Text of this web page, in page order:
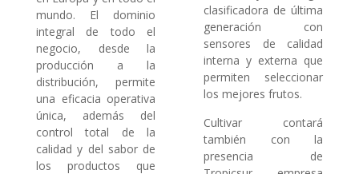
mundo. El dominio
integral de todo el
negocio, desde la
producción a la
distribución, permite
una eficacia operativa
única, además del
control total de la
calidad y del sabor de
los productos que
clasificadora de última
generación con
sensores de calidad
interna y externa que
permiten seleccionar
los mejores frutos.
Cultivar contará
también con la
presencia de